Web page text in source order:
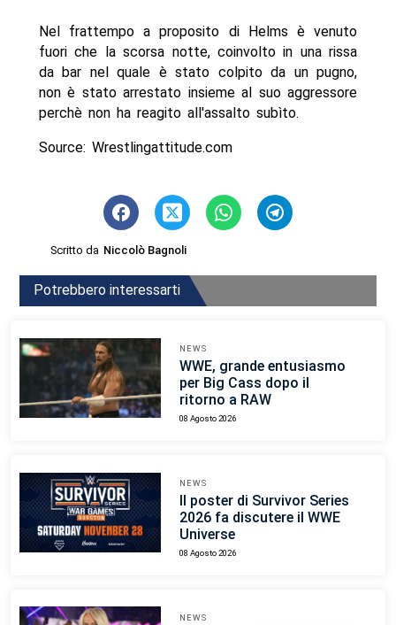
Nel frattempo a proposito di Helms è venuto
fuori che la scorsa notte, coinvolto in una rissa
da bar nel quale è stato colpito da un pugno,
non è stato arrestato insieme al suo aggressore
perchè non ha reagito all'assalto subìto.
Source: Wrestlingattitude.com
Scritto da Niccolò Bagnoli
Potrebbero interessarti
NEWS
WWE, grande entusiasmo
per Big Cass dopo il
ritorno a RAW
08 Agosto 2026
NEWS
Il poster di Survivor Series
2026 fa discutere il WWE
Universe
08 Agosto 2026
NEWS